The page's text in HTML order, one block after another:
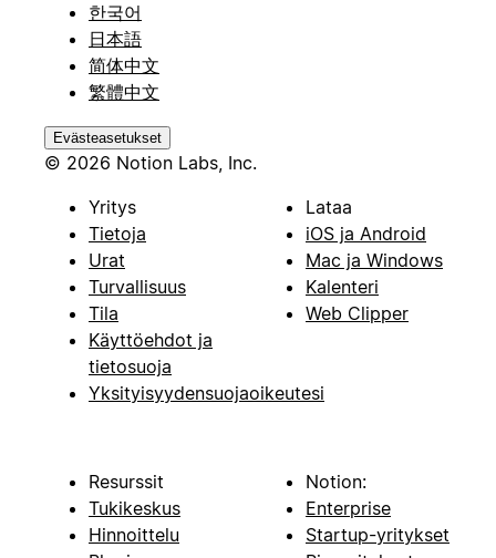
한국어
日本語
简体中文
繁體中文
Evästeasetukset
© 2026 Notion Labs, Inc.
Yritys
Tietoja
Urat
Turvallisuus
Tila
Käyttöehdot ja
tietosuoja
Yksityisyydensuojaoikeutesi
Lataa
iOS ja Android
Mac ja Windows
Kalenteri
Web Clipper
Resurssit
Tukikeskus
Hinnoittelu
Notion:
Enterprise
Startup-yritykset